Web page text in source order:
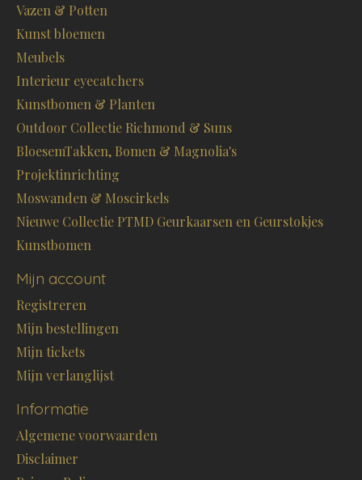
Vazen & Potten
Kunst bloemen
Meubels
Interieur eyecatchers
Kunstbomen & Planten
Outdoor Collectie Richmond & Suns
BloesemTakken, Bomen & Magnolia's
Projektinrichting
Moswanden & Moscirkels
Nieuwe Collectie PTMD Geurkaarsen en Geurstokjes
Kunstbomen
Mijn account
Registreren
Mijn bestellingen
Mijn tickets
Mijn verlanglijst
Informatie
Algemene voorwaarden
Disclaimer